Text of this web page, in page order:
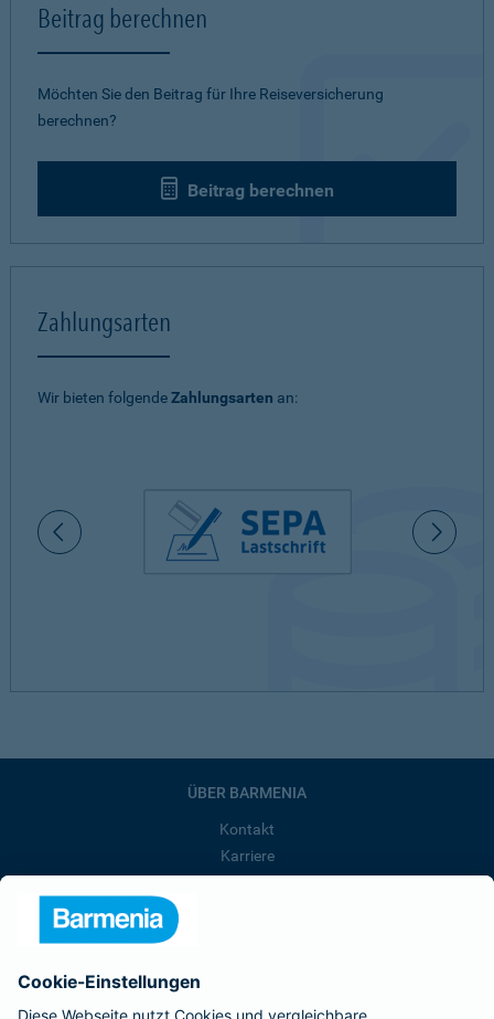
Beitrag berechnen
Möchten Sie den Beitrag für Ihre Reiseversicherung
berechnen?
Beitrag berechnen
Zahlungsarten
Wir bieten folgendeZahlungsarten an:
ÜBER BARMENIA
Kontakt
Karriere
Presse
Barmenia ist Teil der BarmeniaGothaer